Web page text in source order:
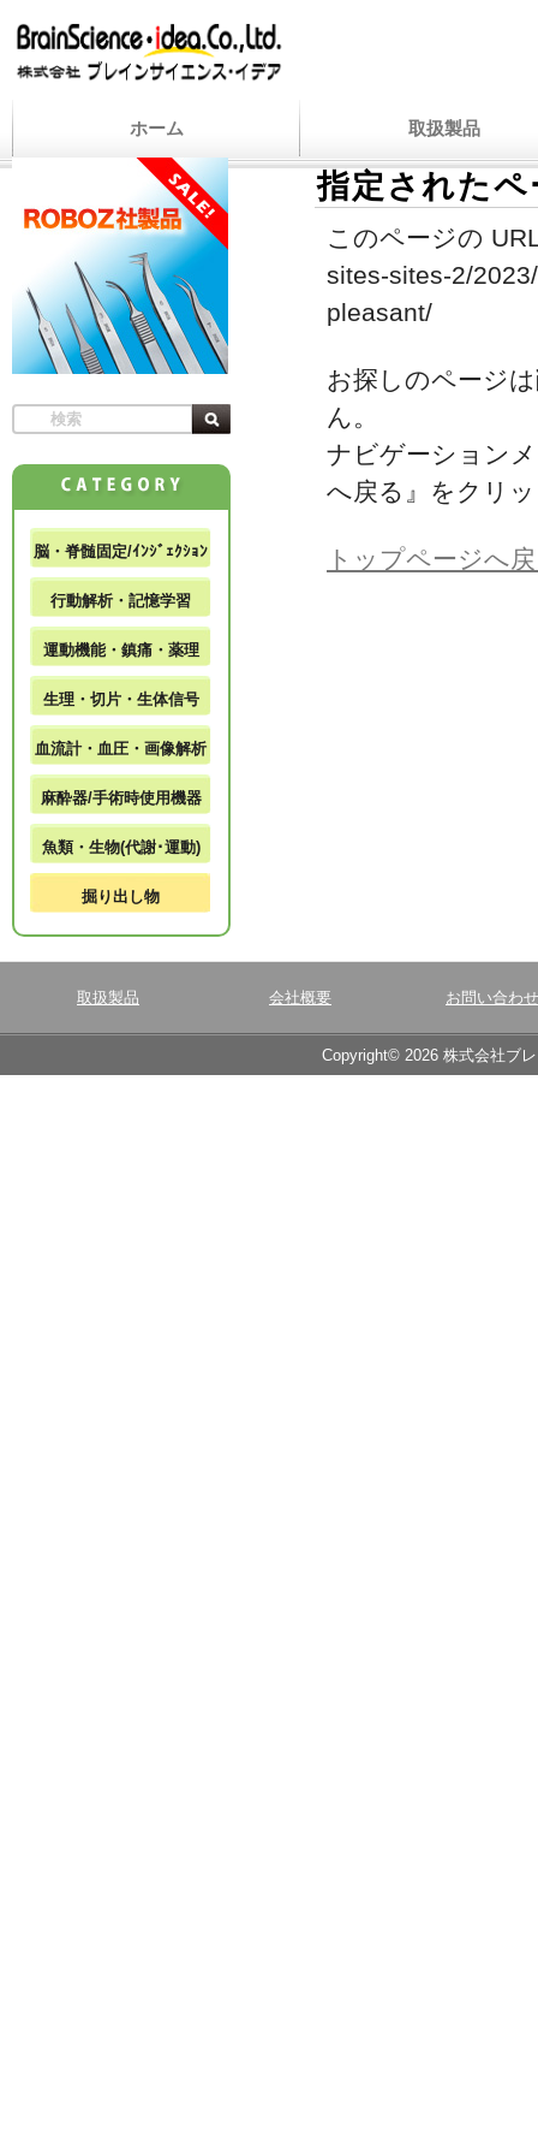
ホーム 取扱製品
指定された
このページの
sites-sites-2/
pleasant/
お探しのページ
ん。
ナビゲーション
へ戻る』をクリ
トップページへ
脳・脊髄固定/ｲﾝｼﾞｪｸｼｮﾝ
行動解析・記憶学習
運動機能・鎮痛・薬理
生理・切片・生体信号
血流計・血圧・画像解析
麻酔器/手術時使用機器
魚類・生物(代謝･運動)
掘り出し物
取扱製品 会社概要 お問い合わせ
Copyright© 2026 株式会社ブ